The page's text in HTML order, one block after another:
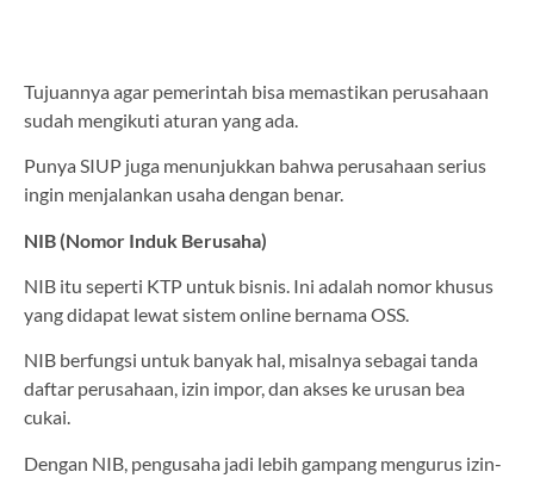
Tujuannya agar pemerintah bisa memastikan perusahaan
sudah mengikuti aturan yang ada.
Punya SIUP juga menunjukkan bahwa perusahaan serius
ingin menjalankan usaha dengan benar.
NIB (Nomor Induk Berusaha)
NIB itu seperti KTP untuk bisnis. Ini adalah nomor khusus
yang didapat lewat sistem online bernama OSS.
NIB berfungsi untuk banyak hal, misalnya sebagai tanda
daftar perusahaan, izin impor, dan akses ke urusan bea
cukai.
Dengan NIB, pengusaha jadi lebih gampang mengurus izin-